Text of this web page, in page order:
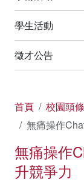
學生活動
徵才公告
首頁
校園頭條
無痛操作
無痛操作
升競爭力